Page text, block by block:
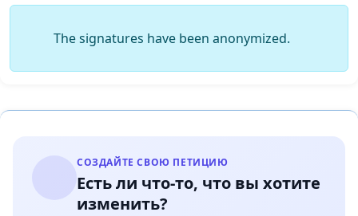
The signatures have been anonymized.
СОЗДАЙТЕ СВОЮ ПЕТИЦИЮ
Есть ли что-то, что вы хотите
изменить?